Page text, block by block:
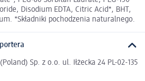
Disodium EDTA, Citric Acid*, BHT,
*Składniki pochodzenia naturalnego.
Sp. z o.o. ul. Iłżecka 24 PL-02-135